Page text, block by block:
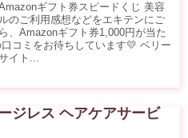
ギフト券スピードくじ 美容
のご利用感想などをエキテンにご
、Amazonギフト券1,000円が当た
コミをお待ちしています💛 ベリー
イト...
ジレス ヘアケアサービ